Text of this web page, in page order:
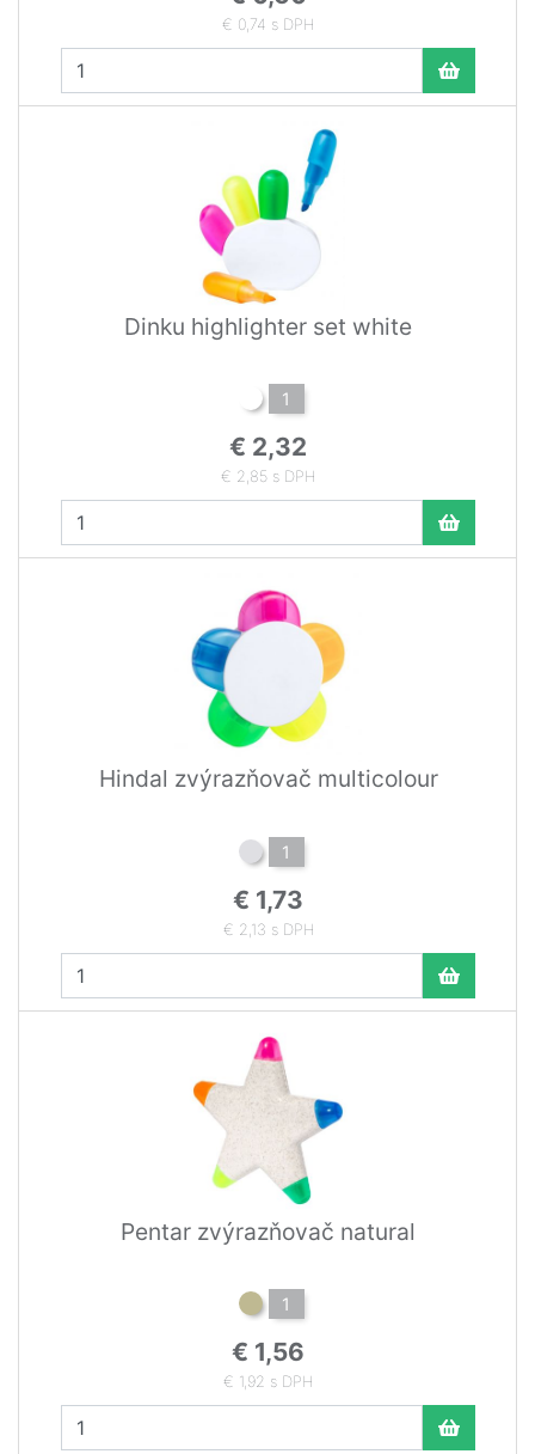
€ 0,74 s DPH
Dinku highlighter set white
1
€ 2,32
€ 2,85 s DPH
Hindal zvýrazňovač multicolour
1
€ 1,73
€ 2,13 s DPH
Pentar zvýrazňovač natural
1
€ 1,56
€ 1,92 s DPH